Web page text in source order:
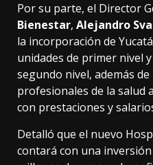
Por su parte, el Director
Bienestar, Alejandro
la incorporación de
unidades de primer nivel
segundo nivel, además de
profesionales de la salud
con prestaciones y
Detalló que el nuevo
contará con una